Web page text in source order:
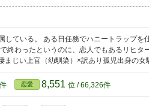
ている。 ある日任務でハニートラップを
終わったというのに、恋人でもあるリヒタ
じい上官（幼馴染）×訳あり孤児出身の女
恋愛 8,551 位 / 66,326件